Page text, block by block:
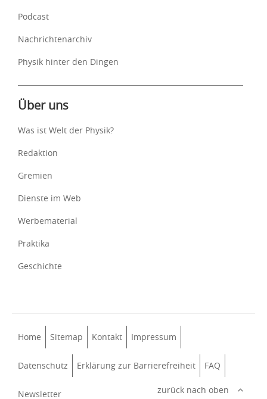
Podcast
Nachrichtenarchiv
Physik hinter den Dingen
Über uns
Was ist Welt der Physik?
Redaktion
Gremien
Dienste im Web
Werbematerial
Praktika
Geschichte
Home Sitemap Kontakt Impressum
Datenschutz Erklärung zur Barrierefreiheit FAQ
Newsletter zurück nach oben